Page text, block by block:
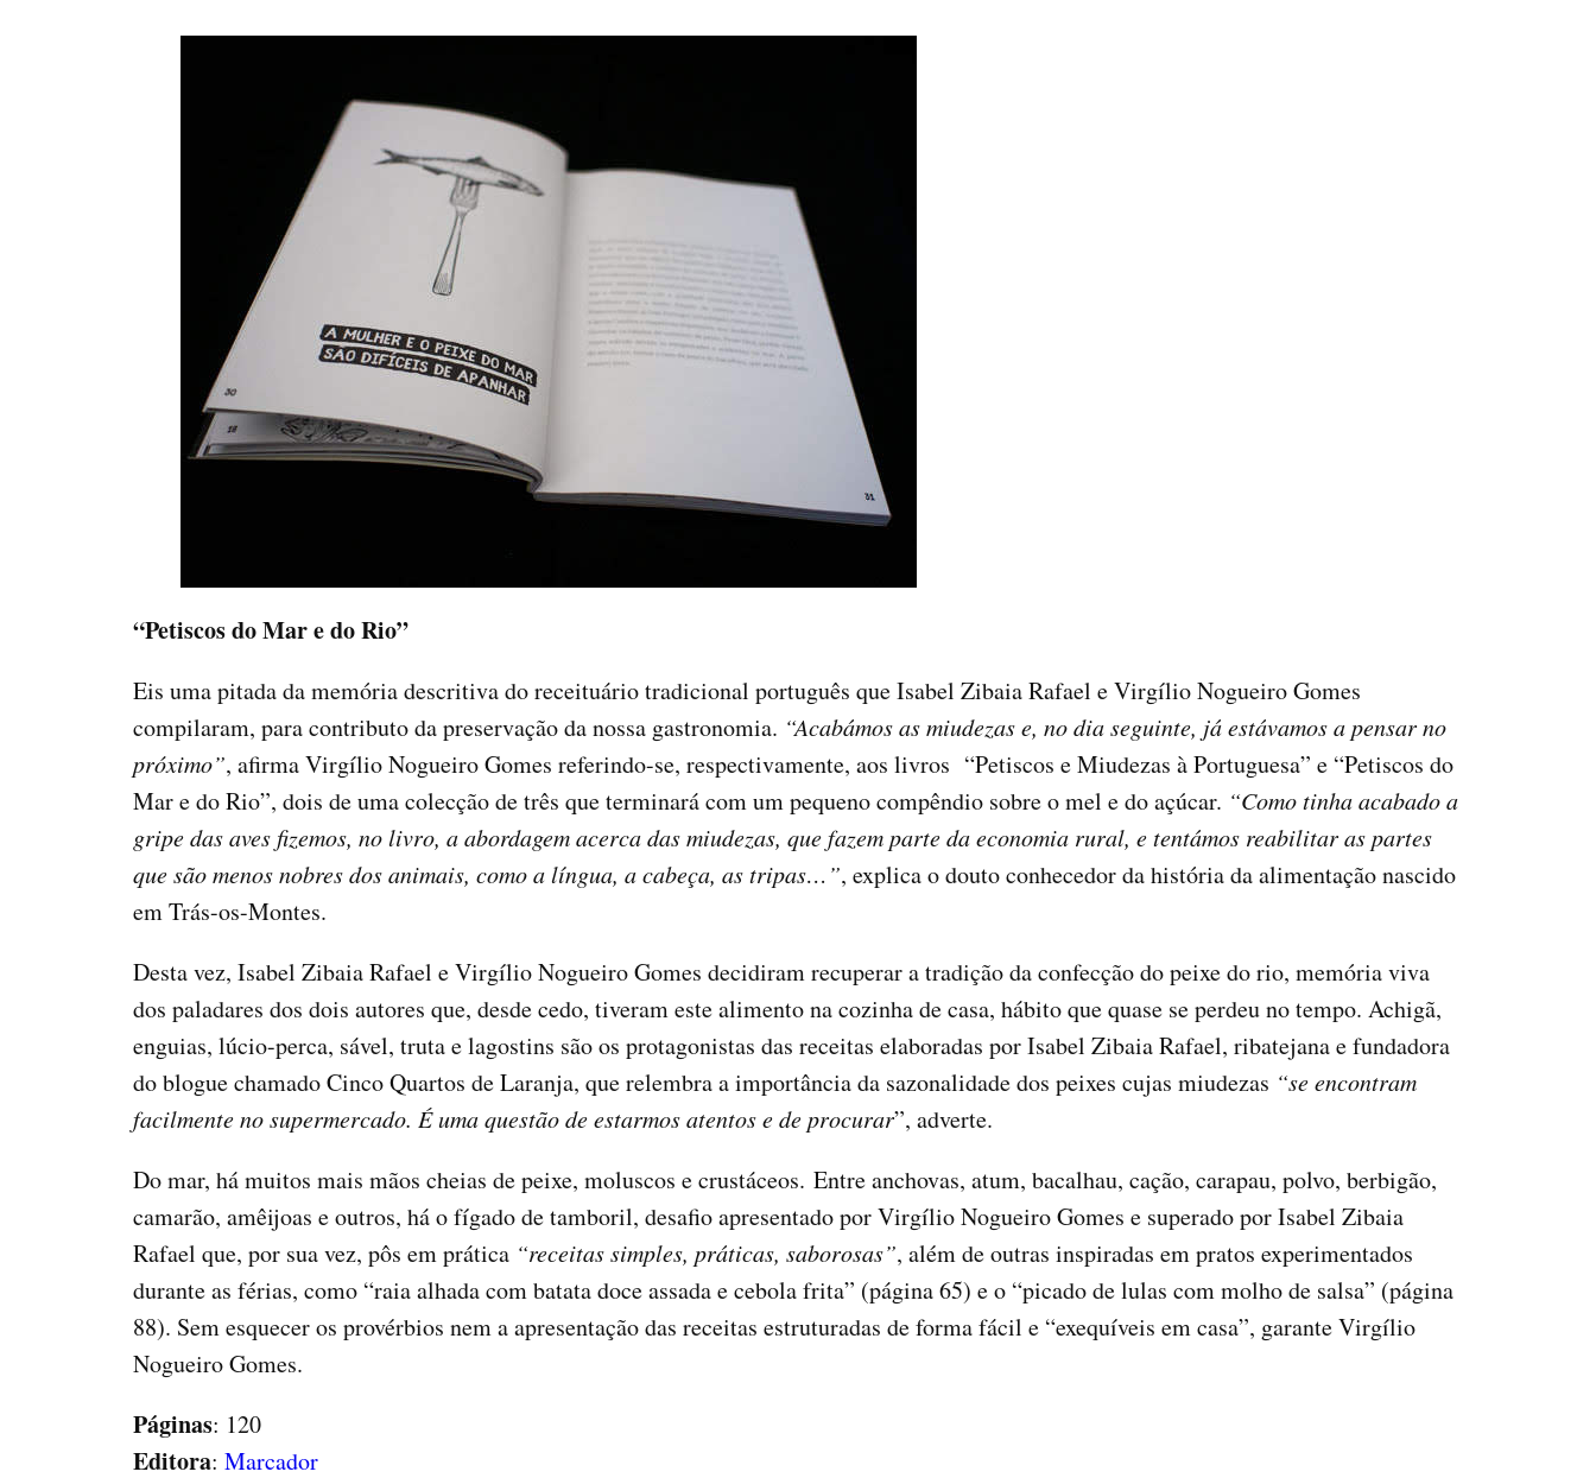
“Petiscos do Mar e do Rio”
Eis uma pitada da memória descritiva do receituário tradicional português que Isabel Zibaia Rafael e Virgílio Nogueiro Gomes
compilaram, para contributo da preservação da nossa gastronomia. “Acabámos as miudezas e, no dia seguinte, já estávamos a pensar no
próximo”, afirma Virgílio Nogueiro Gomes referindo-se, respectivamente, aos livros “Petiscos e Miudezas à Portuguesa” e “Petiscos do
Mar e do Rio”, dois de uma colecção de três que terminará com um pequeno compêndio sobre o mel e do açúcar. “Como tinha acabado a
gripe das aves fizemos, no livro, a abordagem acerca das miudezas, que fazem parte da economia rural, e tentámos reabilitar as partes
que são menos nobres dos animais, como a língua, a cabeça, as tripas…”, explica o douto conhecedor da história da alimentação nascido
em Trás-os-Montes.
Desta vez, Isabel Zibaia Rafael e Virgílio Nogueiro Gomes decidiram recuperar a tradição da confecção do peixe do rio, memória viva
dos paladares dos dois autores que, desde cedo, tiveram este alimento na cozinha de casa, hábito que quase se perdeu no tempo. Achigã,
enguias, lúcio-perca, sável, truta e lagostins são os protagonistas das receitas elaboradas por Isabel Zibaia Rafael, ribatejana e fundadora
do blogue chamado Cinco Quartos de Laranja, que relembra a importância da sazonalidade dos peixes cujas miudezas “se encontram
facilmente no supermercado. É uma questão de estarmos atentos e de procurar”, adverte.
Do mar, há muitos mais mãos cheias de peixe, moluscos e crustáceos. Entre anchovas, atum, bacalhau, cação, carapau, polvo, berbigão,
camarão, amêijoas e outros, há o fígado de tamboril, desafio apresentado por Virgílio Nogueiro Gomes e superado por Isabel Zibaia
Rafael que, por sua vez, pôs em prática “receitas simples, práticas, saborosas”, além de outras inspiradas em pratos experimentados
durante as férias, como “raia alhada com batata doce assada e cebola frita” (página 65) e o “picado de lulas com molho de salsa” (página
88). Sem esquecer os provérbios nem a apresentação das receitas estruturadas de forma fácil e “exequíveis em casa”, garante Virgílio
Nogueiro Gomes.
Páginas: 120
Editora: Marcador